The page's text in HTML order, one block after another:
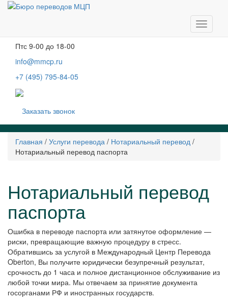
Москва, м. Тургеневская, Чистые пруды
Птс 9-00 до 18-00
info@mmcp.ru
+7 (495) 795-84-05
Заказать звонок
Главная / Услуги перевода / Нотариальный перевод /
Нотариальный перевод паспорта
Нотариальный перевод
паспорта
Ошибка в переводе паспорта или затянутое оформление —
риски, превращающие важную процедуру в стресс.
Обратившись за услугой в Международный Центр Перевода
Oberton, Вы получите юридически безупречный результат,
срочность до 1 часа и полное дистанционное обслуживание из
любой точки мира. Мы отвечаем за принятие документа
госорганами РФ и иностранных государств.